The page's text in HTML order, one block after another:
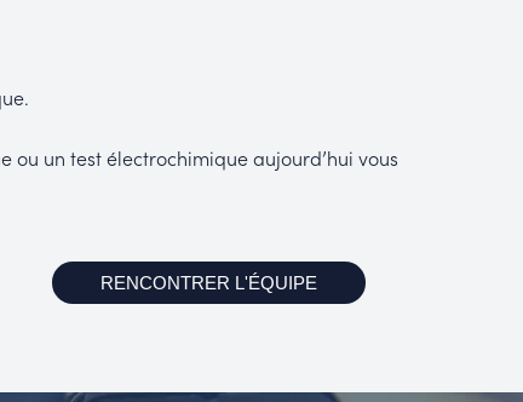
un test électrochimique aujourd’hui vous
RENCONTRER L'ÉQUIPE